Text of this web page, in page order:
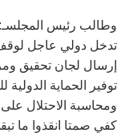
وطالب رئيس المجلسـ:
تدخل دولي عاجل
إرسال لجان تحقيق
توفير الحماية الدولية
ومحاسبة الاحتلال
كفي صمتا انقذوا ما